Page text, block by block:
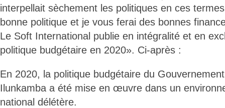
interpellait sèchement les politiques en ces
bonne politique et je vous ferai des bonnes
Le Soft International publie en intégralité et en
politique budgétaire en 2020». Ci-après :
En 2020, la politique budgétaire du
Ilunkamba a été mise en œuvre dans un
national délétère.